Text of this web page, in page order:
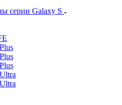
серии Galaxy S